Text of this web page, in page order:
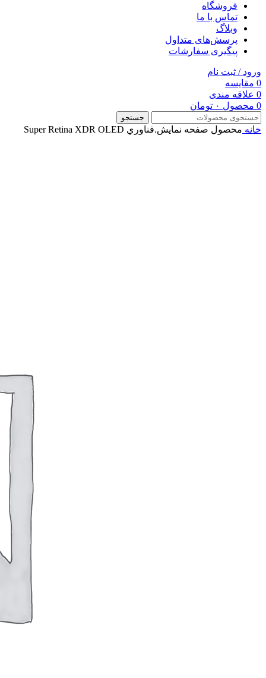
فروشگاه
تماس با ما
وبلاگ
پرسش‌های متداول
پیگیری سفارشات
ورود / ثبت نام
0 مقایسه
0 علاقه مندی
0 محصول ۰ تومان
جستجو
خانه محصول صفحه نمايش.فناوري Super Retina XDR OLED